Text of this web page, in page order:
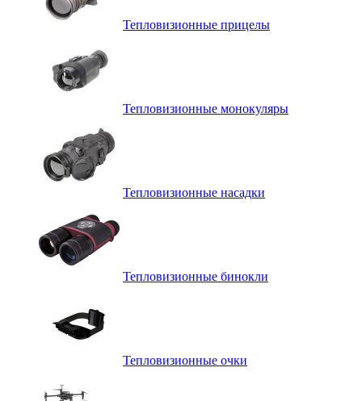
Тепловизионные прицелы
Тепловизионные монокуляры
Тепловизионные насадки
Тепловизионные бинокли
Тепловизионные очки